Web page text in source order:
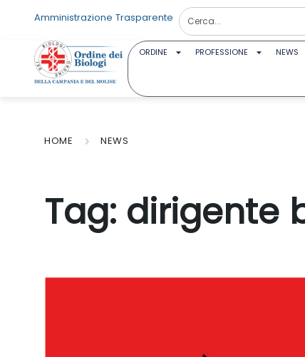
Amministrazione Trasparente
ORDINE PROFESSIONE NEWS
HOME NEWS
Tag: dirigente